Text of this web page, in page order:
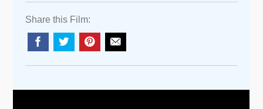
Share this Film: